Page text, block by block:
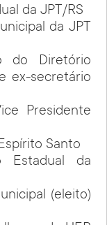
da JPT/RS
da JPT
do Diretório
ex-secretário
Presidente
Santo
Estadual da
(eleito)